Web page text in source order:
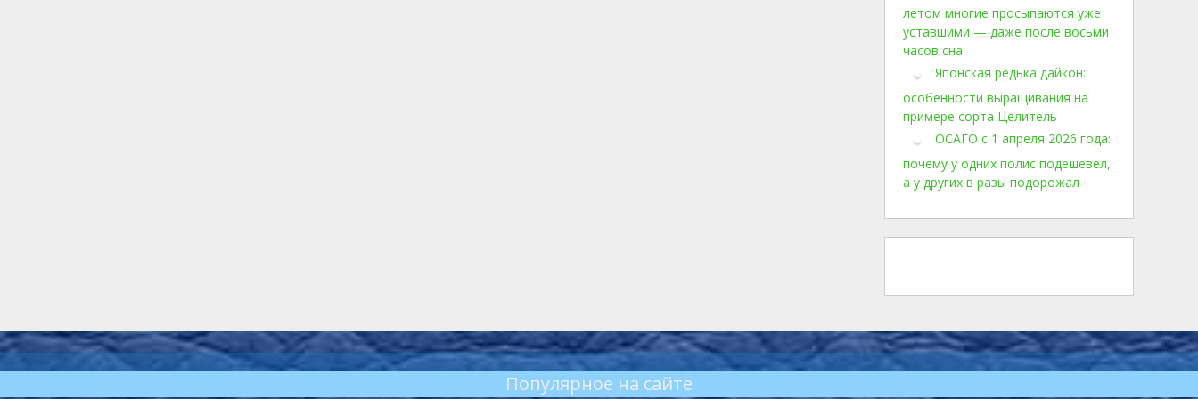
летом многие просыпаются уже
уставшими — даже после восьми
часов сна
Японская редька дайкон:
особенности выращивания на
примере сорта Целитель
ОСАГО с 1 апреля 2026 года:
почему у одних полис подешевел,
а у других в разы подорожал
Популярное на сайте